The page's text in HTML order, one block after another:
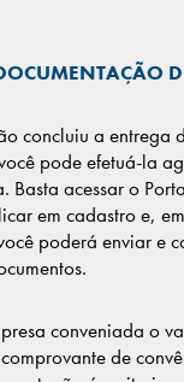
concluiu a entrega
pode efetuá-la
Basta acessar o
em cadastro e,
poderá enviar e
conveniada o
de